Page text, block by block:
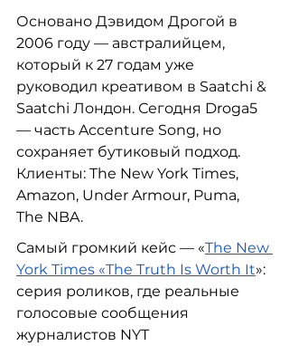
Основано Дэвидом Дрогой в
2006 году — австралийцем,
который к 27 годам уже
руководил креативом в Saatchi &
Saatchi Лондон. Сегодня Droga5
— часть Accenture Song, но
сохраняет бутиковый подход.
Клиенты: The New York Times,
Amazon, Under Armour, Puma,
The NBA.
Самый громкий кейс — «The New
York Times «The Truth Is Worth It»:
серия роликов, где реальные
голосовые сообщения
журналистов NYT